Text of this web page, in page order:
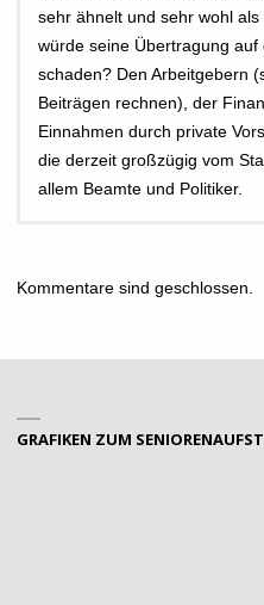
sehr ähnelt und sehr wohl
würde seine Übertragung auf
schaden? Den Arbeitgebern
Beiträgen rechnen), der
Einnahmen durch private
die derzeit großzügig vom
allem Beamte und Politiker.
Kommentare sind geschlossen.
GRAFIKEN ZUM